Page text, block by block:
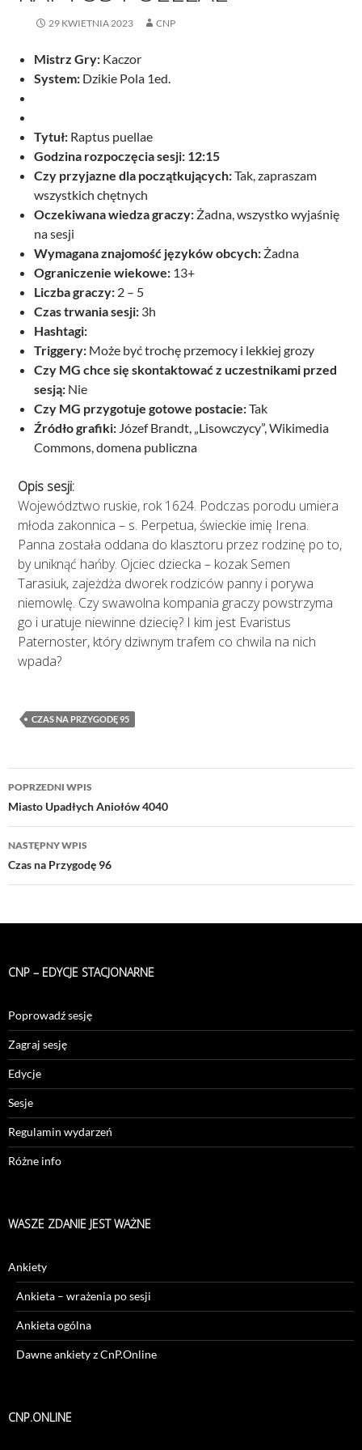
29 KWIETNIA 2023 CNP
Mistrz Gry: Kaczor
System: Dzikie Pola 1ed.
Tytuł: Raptus puellae
Godzina rozpoczęcia sesji: 12:15
Czy przyjazne dla początkujących:Tak, zapraszam
wszystkich chętnych
Oczekiwana wiedza graczy: Żadna, wszystko wyjaśnię
na sesji
Wymagana znajomość języków obcych: Żadna
Ograniczenie wiekowe: 13+
Liczba graczy: 2 – 5
Czas trwania sesji: 3h
Hashtagi:
Triggery: Może być trochę przemocy i lekkiej grozy
Czy MG chce się skontaktować z uczestnikami przed
sesją: Nie
Czy MG przygotuje gotowe postacie:Tak
Źródło grafiki: Józef Brandt, „Lisowczycy”, Wikimedia
Commons, domena publiczna
Opis sesji:
Województwo ruskie, rok 1624. Podczas porodu umiera
młoda zakonnica – s. Perpetua, świeckie imię Irena.
Panna została oddana do klasztoru przez rodzinę po to,
by uniknąć hańby. Ojciec dziecka – kozak Semen
Tarasiuk, zajeżdża dworek rodziców panny i porywa
niemowlę. Czy swawolna kompania graczy powstrzyma
go i uratuje niewinne dziecię? I kim jest Evaristus
Paternoster, który dziwnym trafem co chwila na nich
wpada?
CZAS NA PRZYGODĘ 95
Nawigacja
wpisu
POPRZEDNI WPIS
Miasto Upadłych Aniołów 4040
NASTĘPNY WPIS
Czas na Przygodę 96
CNP – EDYCJE STACJONARNE
Poprowadź sesję
Zagraj sesję
Edycje
Sesje
Regulamin wydarzeń
Różne info
WASZE ZDANIE JEST WAŻNE
Ankiety
Ankieta – wrażenia po sesji
Ankieta ogólna
Dawne ankiety z CnP.Online
CNP.ONLINE